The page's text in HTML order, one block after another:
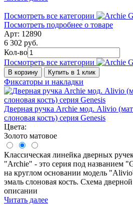
Посмотреть все категории
Посмотреть подробнее о товаре
Арт: 12890
6 302 руб.
Кол-во
Посмотреть все категории
В корзину Купить в 1 клик
Фиксаторы и накладки
Дверная ручка Archie мод. Alivio
слоновая кость) серия Genesis
Цвета:
Золото матовое
Классическая линейка дверных
"Archie" - это серия под названием
на круглом основании модель
эмаль слоновая кость. Схема
описании
Читать далее